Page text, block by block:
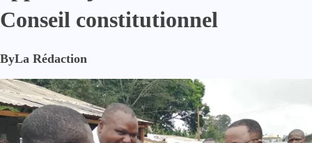
Conseil constitutionnel
ByLa Rédaction